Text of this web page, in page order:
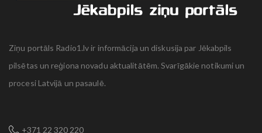
Ziņu portāls Radio1.lv ir informācija un diskusija par Jēkabpils
pilsētas un reģiona novadu aktualitātēm. Svarīgākie notikumi un
procesi Latvijā un pasaulē.
+371 22 320 220